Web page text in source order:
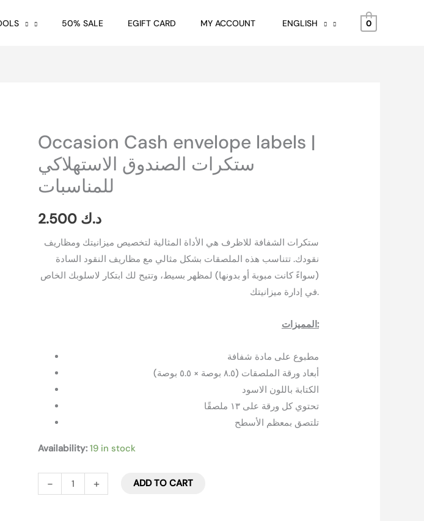
50% SALE EGIFT CARD MY ACCOUNT ENGLISH 0
Occasion Cash envelope labels |
ستكرات الصندوق الاستهلاكي
للمناسبات
د.ك
ستكرات الشفافة للاظرف هي الأداة المثالية لتخصيص ميزانيتك ومظاريف
نقودك. تتناسب هذه الملصقات بشكل مثالي مع مظاريف النقود السادة
(سواءً كانت مبوبة أو بدونها) لمظهر بسيط، وتتيح لك ابتكار لاسلوبك الخاص
في إدارة ميزانيتك.
المميزات:
مطبوع على مادة شفافة
أبعاد ورقة الملصقات (٨.٥ بوصة × ٥.٥ بوصة)
الكتابة باللون الاسود
تحتوي كل ورقة على ١٣ ملصقًا
تلتصق بمعظم الأسطح
Availability: 19 in stock
-
Occasion
Cash
envelope
labels
ستكرات
الصندوق
الاستهلاكي
للمناسبات
+ ADD TO CART
ستكرات